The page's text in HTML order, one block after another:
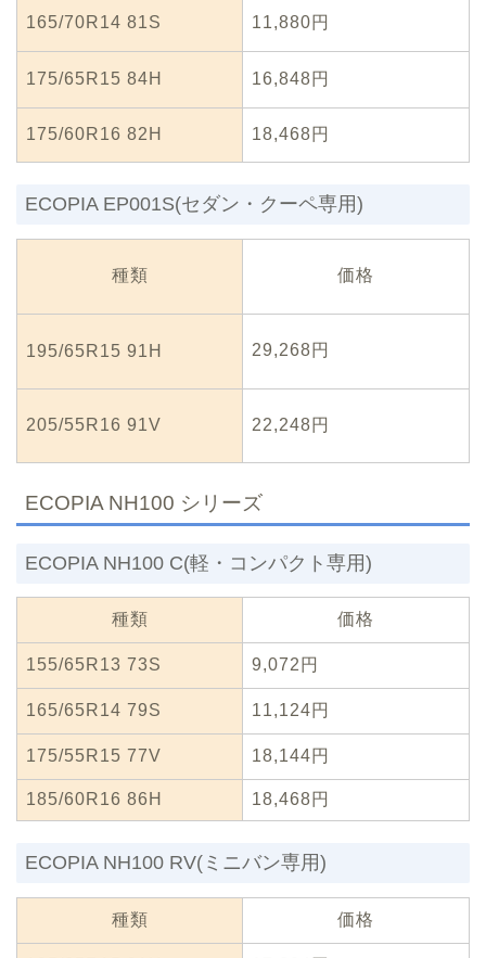
165/70R14 81S 11,880円
175/65R15 84H 16,848円
175/60R16 82H 18,468円
ECOPIA EP001S(セダン・クーペ専用)
種類 価格
195/65R15 91H 29,268円
205/55R16 91V 22,248円
ECOPIA NH100 シリーズ
ECOPIA NH100 C(軽・コンパクト専用)
種類 価格
155/65R13 73S 9,072円
165/65R14 79S 11,124円
175/55R15 77V 18,144円
185/60R16 86H 18,468円
ECOPIA NH100 RV(ミニバン専用)
種類 価格